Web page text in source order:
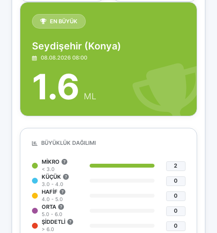
EN BÜYÜK
Seydişehir (Konya)
08.08.2026 08:00
1.6 ML
BÜYÜKLÜK DAĞILIMI
MIKRO
< 3.0
2
KÜÇÜK
3.0 - 4.0
0
HAFIF
4.0 - 5.0
0
ORTA
5.0 - 6.0
0
ŞIDDETLI
> 6.0
0